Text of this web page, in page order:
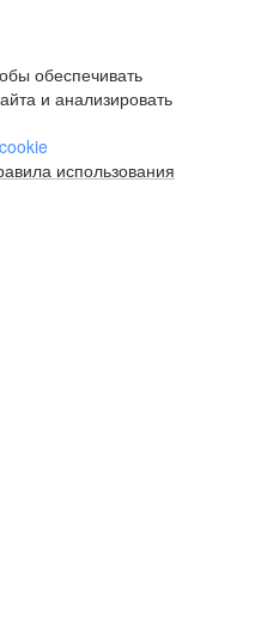
обеспечивать
и анализировать
использования